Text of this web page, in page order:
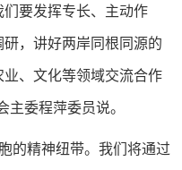
要发挥专长、主动作
，讲好两岸同根同源的
、文化等领域交流合作
委程萍委员说。
的精神纽带。我们将通过